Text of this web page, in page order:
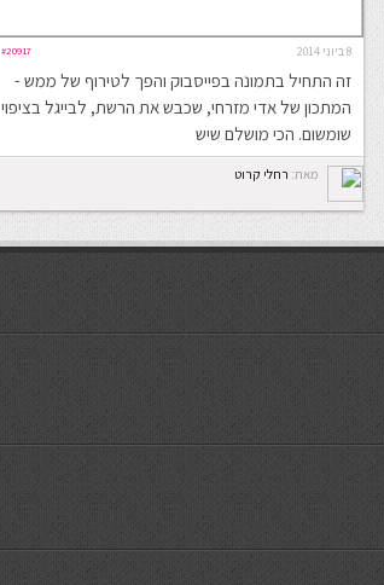
8 ביוני 2014 #20917
זה התחיל בתמונה בפייסבוק והפך לטירוף של ממש -
המתכון של אדי מזרחי, שכבש את הרשת, לבייגל בציפוי
שומשום. הכי מושלם שיש
מאת: רחלי קרוט